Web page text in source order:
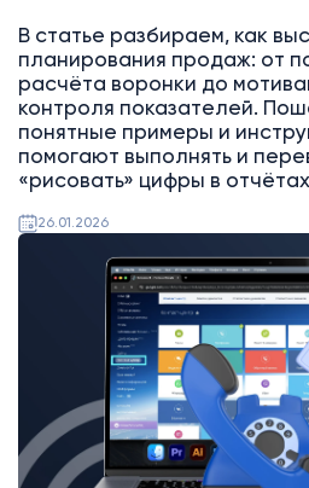
В статье разбираем, как
планирования продаж: от
расчёта воронки до
контроля показателей.
понятные примеры и
помогают выполнять и
«рисовать» цифры в
26.01.2026
Битрикс24
Интеграции